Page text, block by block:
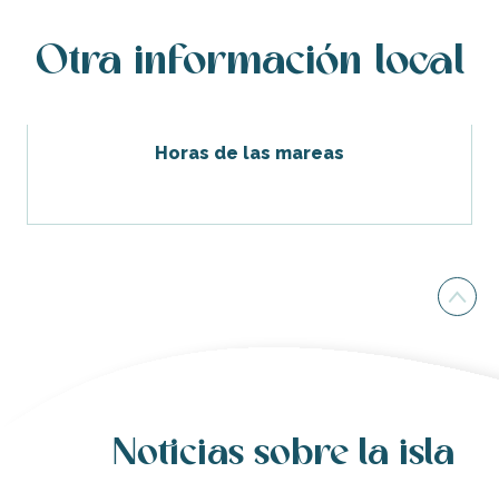
Otra información local
Horas de las mareas
Noticias sobre la isla